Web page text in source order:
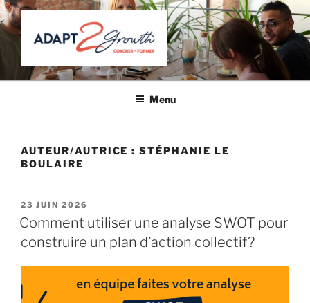
Aller
au
contenu
principal
ADAPT 2 GROWTH
Coacher – Former
Menu
AUTEUR/AUTRICE :STÉPHANIE LE
BOULAIRE
PUBLIÉ
LE
23 JUIN 2026
Comment utiliser une analyse SWOT pour
construire un plan d’action collectif?